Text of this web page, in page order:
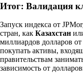
Итог: Валидация
Запуск индекса от
стран, как Казахстан
миллиардов долларов
покупать активы,
правительствам
зависимость от